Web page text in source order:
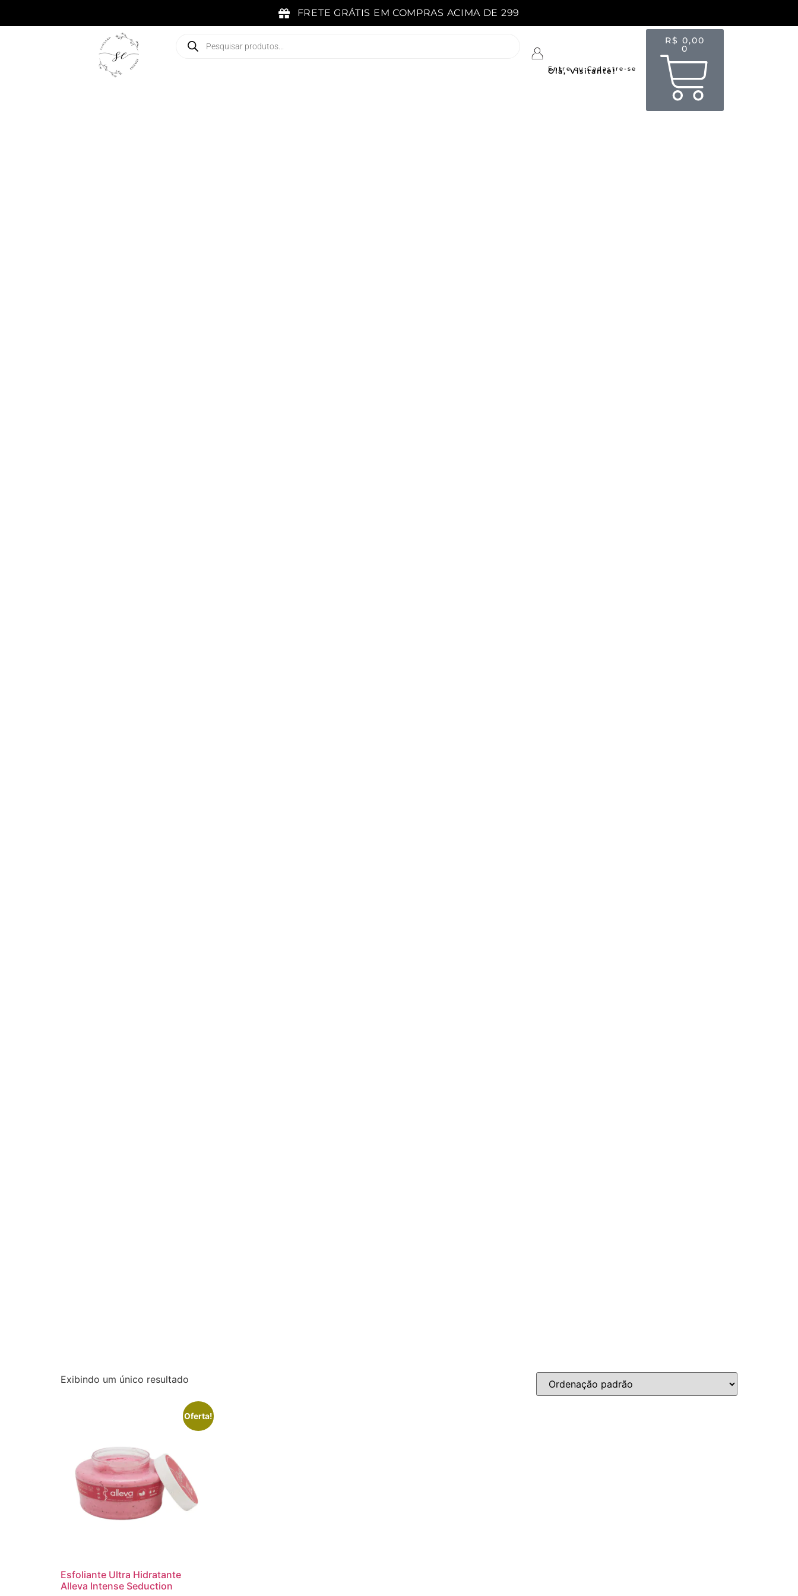
FRETE GRÁTIS EM COMPRAS ACIMA DE 299
Olá, Visitante!
Entre ou Cadastre-se
R$ 0,00
0
Exibindo um único resultado
Oferta!
Esfoliante Ultra Hidratante
Alleva Intense Seduction